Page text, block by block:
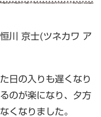
川 京士(ツネカワ ア
日の入りも遅くなり
のが楽になり、夕方
くなりました。